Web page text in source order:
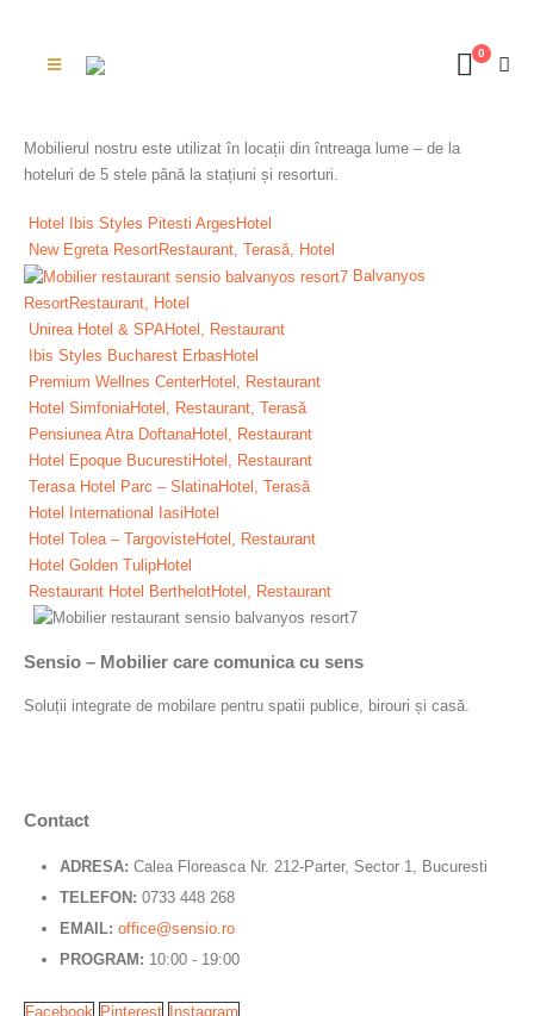
0
Mobilierul nostru este utilizat în locații din întreaga lume – de la
hoteluri de 5 stele până la stațiuni și resorturi.
Hotel Ibis Styles Pitesti Arges Hotel
New Egreta ResortRestaurant, Terasă, Hotel
Balvanyos
ResortRestaurant, Hotel
Unirea Hotel & SPAHotel, Restaurant
Ibis Styles Bucharest ErbasHotel
Premium Wellnes CenterHotel, Restaurant
Hotel SimfoniaHotel, Restaurant, Terasă
Pensiunea Atra DoftanaHotel, Restaurant
Hotel Epoque BucurestiHotel, Restaurant
Terasa Hotel Parc – SlatinaHotel, Terasă
Hotel International IasiHotel
Hotel Tolea – TargovisteHotel, Restaurant
Hotel Golden TulipHotel
Restaurant Hotel BerthelotHotel, Restaurant
Sensio – Mobilier care comunica cu sens
Soluții integrate de mobilare pentru spatii publice, birouri și casă.
Contact
ADRESA: Calea Floreasca Nr. 212-Parter, Sector 1, Bucuresti
TELEFON: 0733 448 268
EMAIL: office@sensio.ro
PROGRAM: 10:00 - 19:00
Facebook Pinterest Instagram